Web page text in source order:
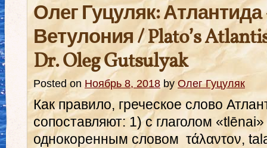
Олег Гуцуляк:
Ветулония / Plato’s
Dr. Oleg Gutsulyak
Posted on Ноябрь 8, 2018 by Олег Гуцуляк
Как правило, греческое слово
сопоставляют: 1) с глаголом
однокоренным словом τάλαντον,